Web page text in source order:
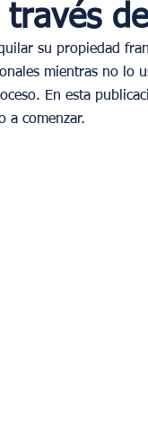
través
su propiedad
mientras no lo
En esta
a comenzar.